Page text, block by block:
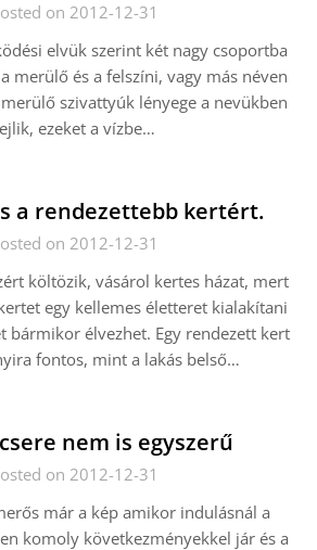
on 2012-12-31
elvük szerint két nagy csoportba
merülő és a felszíni, vagy más néven
szivattyúk lényege a nevükben
ezeket a vízbe…
a rendezettebb kertért.
on 2012-12-31
költözik, vásárol kertes házat, mert
egy kellemes életteret kialakítani
bármikor élvezhet. Egy rendezett kert
fontos, mint a lakás belső…
nem is egyszerű
on 2012-12-31
már a kép amikor indulásnál a
komoly következményekkel jár és a